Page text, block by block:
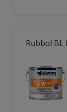
Rubbol BL